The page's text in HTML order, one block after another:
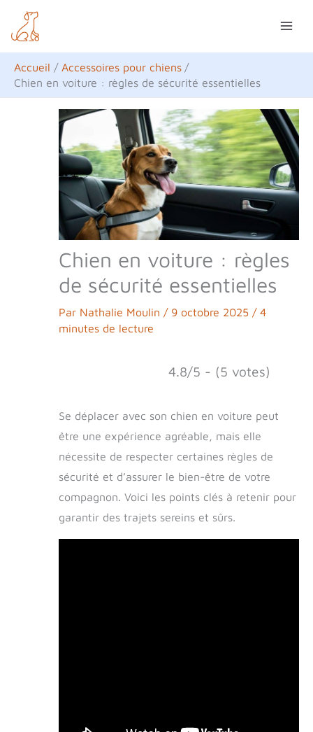
contenu
Accueil
Accessoires pour chiens
Chien en voiture : règles de sécurité essentielles
Chien en voiture : règles
de sécurité essentielles
Par Nathalie Moulin / 9 octobre 2025 / 4
minutes de lecture
4.8/5 - (5 votes)
Se déplacer avec son chien en voiture peut
être une expérience agréable, mais elle
nécessite de respecter certaines règles de
sécurité et d’assurer le bien-être de votre
compagnon. Voici les points clés à retenir pour
garantir des trajets sereins et sûrs.
e
c
h
e